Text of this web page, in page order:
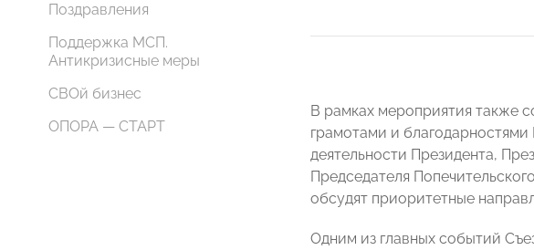
Поздравления
Поддержка МСП.
Антикризисные меры
СВОй бизнес
ОПОРА — СТАРТ
В рамках мероприятия также
грамотами и
деятельности Президента,
Председателя
обсудят приоритетные
Одним из главных событий